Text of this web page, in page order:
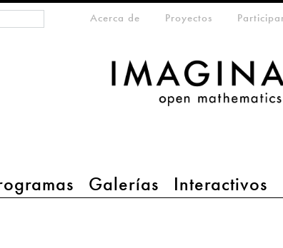
Galerías Interactivos
meta-menuAcerca de Proyectos
de